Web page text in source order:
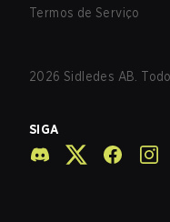
Termos de Serviço
2026 Sidledes AB.
SIGA